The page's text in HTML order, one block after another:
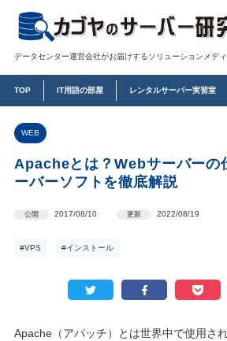
データセンター運営会社がお届けするソリューションメデ
TOP IT用語の部屋 レンタルサーバー実習室
WEB
Apacheとは？Webサーバーの
ーバーソフトを徹底解説
公開 2017/08/10 更新 2022/08/19
#VPS #インストール
Apache（アパッチ）とは世界中で使用さ